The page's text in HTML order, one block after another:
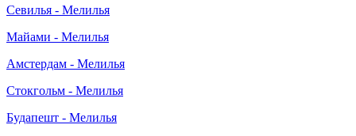
Севилья - Мелилья
Майами - Мелилья
Амстердам - Мелилья
Стокгольм - Мелилья
Будапешт - Мелилья